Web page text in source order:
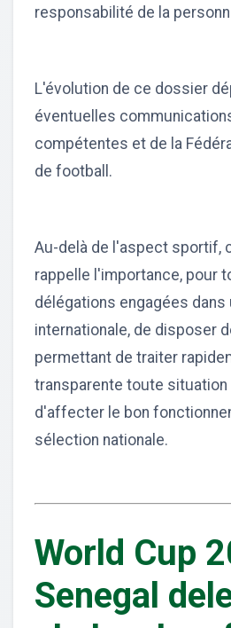
responsabilité de la
L'évolution de ce dossier
éventuelles
compétentes et de la
de football.
Au-delà de l'aspect sportif,
rappelle l'importance, pour
délégations engagées
internationale, de disposer
permettant de traiter
transparente toute
d'affecter le bon
sélection nationale.
World Cup
Senegal